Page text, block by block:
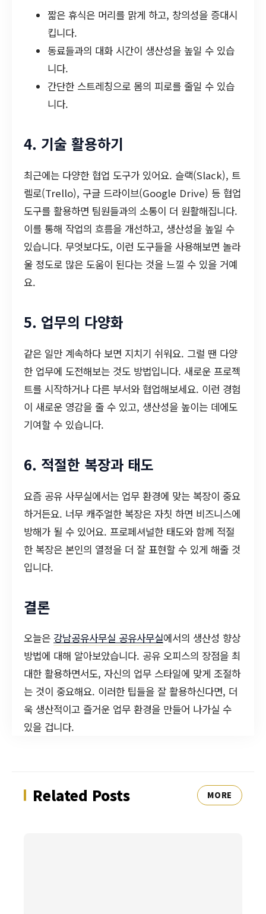
짧은 휴식은 머리를 맑게 하고, 창의성을 증대시
킵니다.
동료들과의 대화 시간이 생산성을 높일 수 있습
니다.
간단한 스트레칭으로 몸의 피로를 줄일 수 있습
니다.
4. 기술 활용하기
최근에는 다양한 협업 도구가 있어요. 슬랙(Slack), 트
렐로(Trello), 구글 드라이브(Google Drive) 등 협업
도구를 활용하면 팀원들과의 소통이 더 원활해집니다.
이를 통해 작업의 흐름을 개선하고, 생산성을 높일 수
있습니다. 무엇보다도, 이런 도구들을 사용해보면 놀라
울 정도로 많은 도움이 된다는 것을 느낄 수 있을 거예
요.
5. 업무의 다양화
같은 일만 계속하다 보면 지치기 쉬워요. 그럴 땐 다양
한 업무에 도전해보는 것도 방법입니다. 새로운 프로젝
트를 시작하거나 다른 부서와 협업해보세요. 이런 경험
이 새로운 영감을 줄 수 있고, 생산성을 높이는 데에도
기여할 수 있습니다.
6. 적절한 복장과 태도
요즘 공유 사무실에서는 업무 환경에 맞는 복장이 중요
하거든요. 너무 캐주얼한 복장은 자칫 하면 비즈니스에
방해가 될 수 있어요. 프로페셔널한 태도와 함께 적절
한 복장은 본인의 열정을 더 잘 표현할 수 있게 해줄 것
입니다.
결론
오늘은 강남공유사무실 공유사무실에서의 생산성 향상
방법에 대해 알아보았습니다. 공유 오피스의 장점을 최
대한 활용하면서도, 자신의 업무 스타일에 맞게 조절하
는 것이 중요해요. 이러한 팁들을 잘 활용하신다면, 더
욱 생산적이고 즐거운 업무 환경을 만들어 나가실 수
있을 겁니다.
Related Posts MORE